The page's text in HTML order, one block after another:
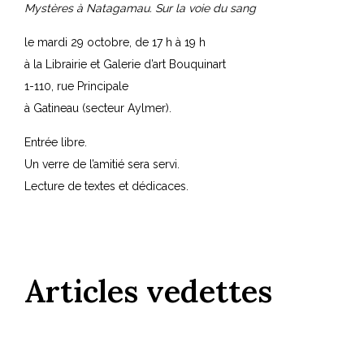
Mystères à Natagamau. Sur la voie du sang
le mardi 29 octobre, de 17 h à 19 h
à la Librairie et Galerie d’art Bouquinart
1-110, rue Principale
à Gatineau (secteur Aylmer).
Entrée libre.
Un verre de l’amitié sera servi.
Lecture de textes et dédicaces.
Articles vedettes